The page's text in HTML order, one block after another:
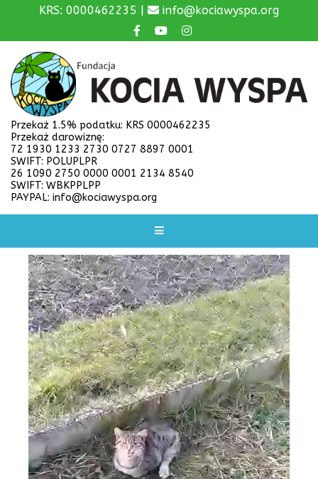
KRS: 0000462235 | info@kociawyspa.org
Przekaż 1.5% podatku: KRS 0000462235
Przekaż darowiznę:
72 1930 1233 2730 0727 8897 0001
SWIFT: POLUPLPR
26 1090 2750 0000 0001 2134 8540
SWIFT: WBKPPLPP
PAYPAL: info@kociawyspa.org